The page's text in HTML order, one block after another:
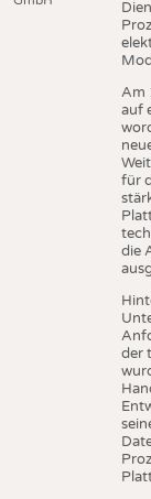
Am
auf
für
die
der